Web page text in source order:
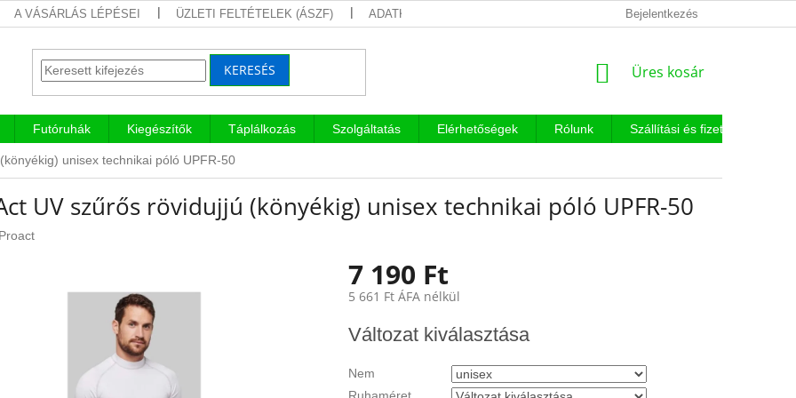
A VÁSÁRLÁS LÉPÉSEI ÜZLETI FELTÉTELEK (ÁSZF) ADATKEZELÉSI TÁJÉKOZTATÓ Bejelentkezés
KERESÉS KOSÁR
Üres kosár
Futóruhák Kiegészítők Táplálkozás Szolgáltatás Elérhetőségek Rólunk Szállítási és fizetési feltételek
unisex technikai póló UPFR-50
UV szűrős rövidujjú (könyékig) unisex technikai póló UPFR-50
Proact
7 190 Ft
5 661 Ft ÁFA nélkül
Változat kiválasztása
Nem